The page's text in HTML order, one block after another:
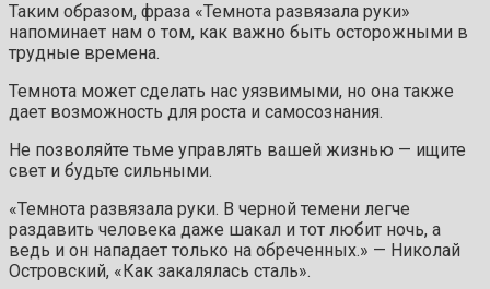
Таким образом, фраза «Темнота развязала руки»
напоминает нам о том, как важно быть осторожными в
трудные времена.
Темнота может сделать нас уязвимыми, но она также
дает возможность для роста и самосознания.
Не позволяйте тьме управлять вашей жизнью — ищите
свет и будьте сильными.
«Темнота развязала руки. В черной темени легче
раздавить человека даже шакал и тот любит ночь, а
ведь и он нападает только на обреченных.» — Николай
Островский, «Как закалялась сталь».